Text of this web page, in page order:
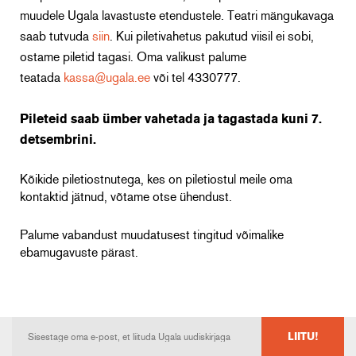
muudele Ugala lavastuste etendustele.
Teatri mängukavaga
saab tutvuda siin
Kui piletivahetus pakutud viisil ei sobi,
ostame piletid tagasi. Oma valikust palume
teatada kassa@ugala.ee või tel 4330777.
Pileteid saab ümber vahetada ja tagastada kuni 7.
detsembrini.
Kõikide piletiostnutega, kes on piletiostul meile oma
kontaktid jätnud, võtame otse ühendust.
Palume vabandust muudatusest tingitud võimalike
ebamugavuste pärast.
LIITU!